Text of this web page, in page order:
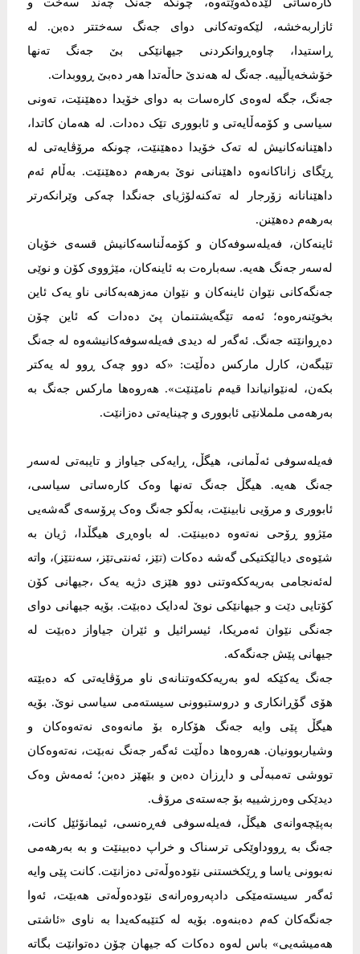
ئازاربەخشە، لێکەوتەکانی دوای جەنگ سەختتر دەبن. لە
ڕاستیدا، چاوەڕوانکردنی جیهانێکی بێ جەنگ تەنها
خۆشخەیاڵییە. جەنگ لە هەندێ حاڵەتدا هەر دەبێ ڕووبدات.
جەنگ، جگە لەوەی کارەسات بە دوای خۆیدا دەهێنێت، تەونی
سیاسی و کۆمەڵایەتی و ئابووری تێک دەدات. لە هەمان کاتدا،
داهێنانەکانیش لە تەک خۆیدا دەهێنێت، چونکە مرۆڤایەتی لە
ڕێگای زاناکانەوە داهێنانی نوێ بەرهەم دەهێنێت. بەڵام ئەم
داهێنانانە زۆرجار لە تەکنەلۆژیای جەنگدا چەکی وێرانکەرتر
بەرهەم دەهێنن.
ئاینەکان، فەیلەسوفەکان و کۆمەڵناسەکانیش قسەی خۆیان
لەسەر جەنگ هەیە. سەبارەت بە ئاینەکان، مێژووی کۆن و نوێی
جەنگەکانی نێوان ئاینەکان و نێوان مەزهەبەکانی ناو یەک ئاین
بخوێنەرەوە؛ ئەمە تێگەیشتنمان پێ دەدات کە ئاین چۆن
دەڕوانێتە جەنگ. ئەگەر لە دیدی فەیلەسوفەکانیشەوە لە جەنگ
تێبگەن، کارل مارکس دەڵێت: «کە دوو چەک ڕوو لە یەکتر
بکەن، لەنێوانیاندا قیەم نامێنێت». هەروەها مارکس جەنگ بە
بەرهەمی ململانێی ئابووری و چینایەتی دەزانێت.
فەیلەسوفی ئەڵمانی، هیگڵ، ڕایەکی جیاواز و تایبەتی لەسەر
جەنگ هەیە. هیگڵ جەنگ تەنها وەک کارەساتی سیاسی،
ئابووری و مرۆیی نابینێت، بەڵکو جەنگ وەک پرۆسەی گەشەیی
مێژوو ڕۆحی نەتەوە دەبینێت. لە باوەڕی هیگڵدا، ژیان بە
شێوەی دیالێکتیکی گەشە دەکات (تێز، ئەنتی‌تێز، سەنتێز)، واتە
لەئەنجامی بەریەککەوتنی دوو هێزی دژیە یەک ،جیهانی کۆن
کۆتایی دێت و جیهانێکی نوێ لەدایک دەبێت. بۆیە جیهانی دوای
جەنگی نێوان ئەمریکا، ئیسرائیل و ئێران جیاواز دەبێت لە
جیهانی پێش جەنگەکە.
جەنگ یەکێکە لەو بەریەککەوتنانەی ناو مرۆڤایەتی کە دەبێتە
هۆی گۆڕانکاری و دروستبوونی سیستەمی سیاسی نوێ. بۆیە
هیگڵ پێی وایە جەنگ هۆکارە بۆ مانەوەی نەتەوەکان و
وشیاربوونیان. هەروەها دەڵێت ئەگەر جەنگ نەبێت، نەتەوەکان
تووشی تەمبەڵی و داڕزان دەبن و بێهێز دەبن؛ ئەمەش وەک
دیدێکی وەرزشییە بۆ جەستەی مرۆڤ.
بەپێچەوانەی هیگڵ، فەیلەسوفی فەڕەنسی، ئیمانۆئێل کانت،
جەنگ بە ڕووداوێکی ترسناک و خراپ دەبینێت و بە بەرهەمی
نەبوونی یاسا و ڕێکخستنی نێودەوڵەتی دەزانێت. کانت پێی وایە
ئەگەر سیستەمێکی دادپەروەرانەی نێودەوڵەتی هەبێت، ئەوا
جەنگەکان کەم دەبنەوە. بۆیە لە کتێبەکەیدا بە ناوی «ئاشتی
هەمیشەیی» باس لەوە دەکات کە جیهان چۆن دەتوانێت بگاتە